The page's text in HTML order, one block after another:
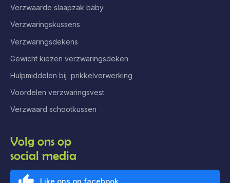
Verzwaarde slaapzak baby
Verzwaringskussens
Verzwaringsdekens
Gewicht kiezen verzwaringsdeken
Hulpmiddelen bij prikkelverwerking
Voordelen verzwaringsvest
Verzwaard schootkussen
Volg ons op
social media